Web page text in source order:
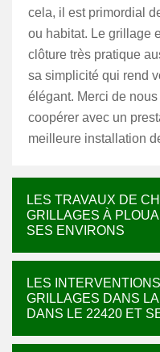
cela, il est primordial
ou habitat. Le grillage
clôture très pratique
sa simplicité qui rend
élégant. Merci de
coopérer avec un
meilleure installation
LES TRAVAUX DE
GRILLAGES À
SES ENVIRONS
LES
GRILLAGES DANS
DANS LE 22420 ET